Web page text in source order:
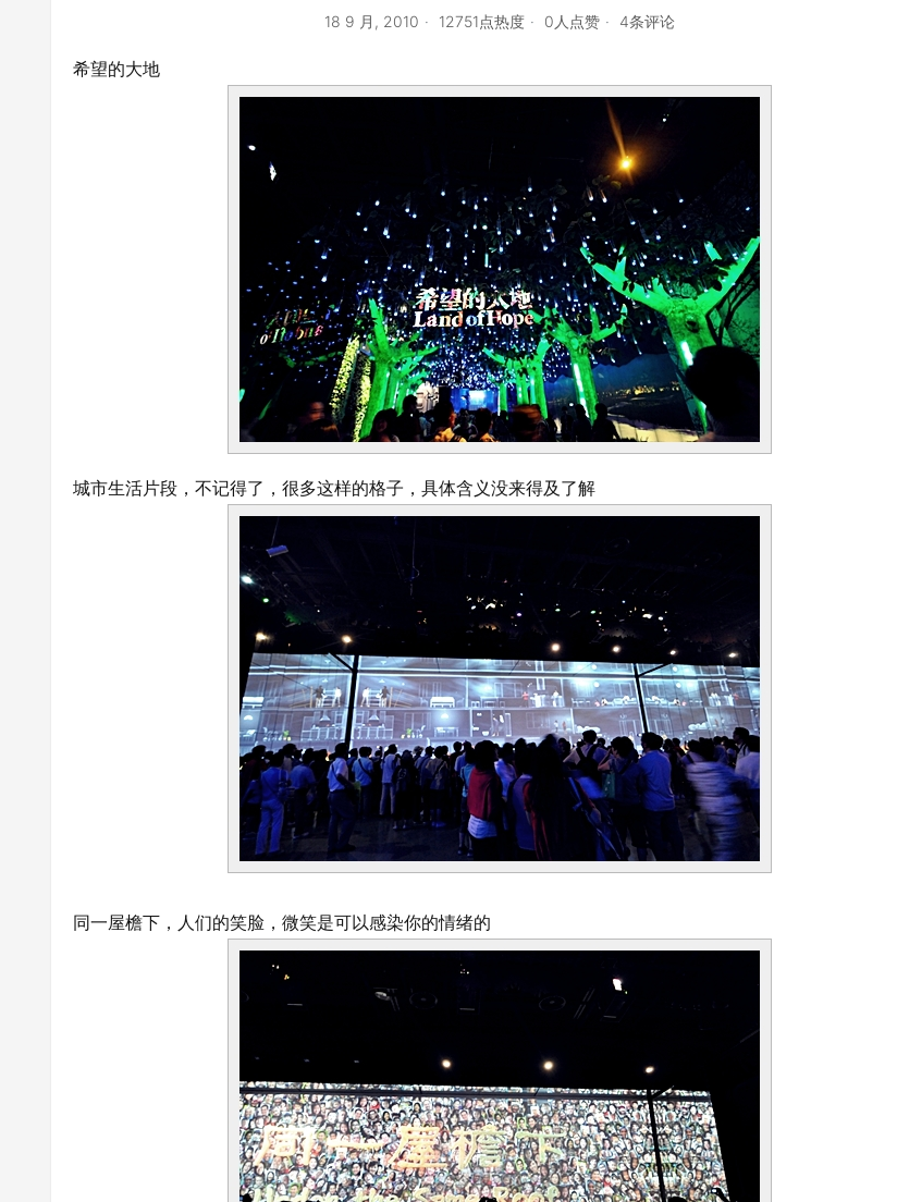
18 9 月, 2010 12751点热度 0人点赞 4条评论
希望的大地
城市生活片段，不记得了，很多这样的格子，具体含义没来得及了解
同一屋檐下，人们的笑脸，微笑是可以感染你的情绪的